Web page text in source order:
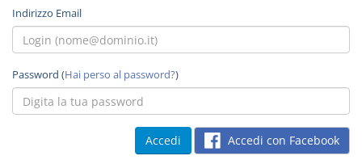
Indirizzo Email
Password (Hai perso al password?)
Accedi con Facebook